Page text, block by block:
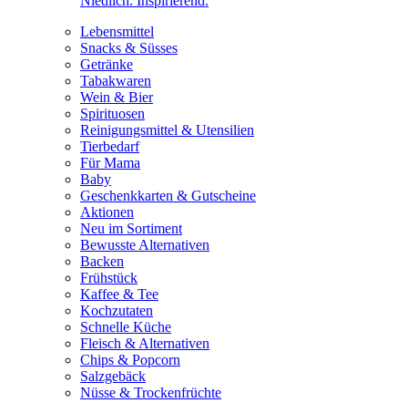
Lebensmittel
Snacks & Süsses
Getränke
Tabakwaren
Wein & Bier
Spirituosen
Reinigungsmittel & Utensilien
Tierbedarf
Für Mama
Baby
Geschenkkarten & Gutscheine
Aktionen
Neu im Sortiment
Bewusste Alternativen
Backen
Frühstück
Kaffee & Tee
Kochzutaten
Schnelle Küche
Fleisch & Alternativen
Chips & Popcorn
Salzgebäck
Nüsse & Trockenfrüchte